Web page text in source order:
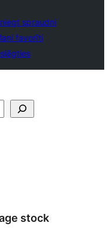
spraudni
favorīti
stock